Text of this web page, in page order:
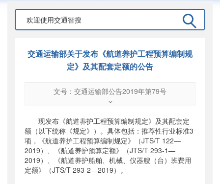
交通运输部关于发布《航道养护工程预算编制规
定》及其配套定额的公告
文号：交通运输部公告2019年第79号
交通运输部公告2019年第79号
公开日期：2019年11月05日
主题词：
航道;养护;工程预算;编制
机构分类：水运局
主题分类：标准
现发布《航道养护工程预算编制规定》及其配套定
额（以下统称《规定》）。具体包括：推荐性行业标准3
项，《航道养护工程预算编制规定》（JTS/T 122—
2019）、《航道养护预算定额》（JTS/T 293-1—
2019）、《航道养护船舶、机械、仪器艘（台）班费用
定额》（JTS/T 293-2—2019）。